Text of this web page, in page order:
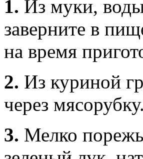
1. Из муки, воды
заверните в
на время
2. Из куриной
через мясорубку.
3. Мелко